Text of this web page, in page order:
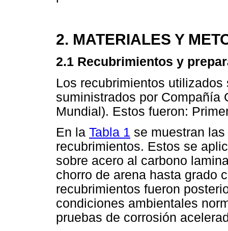
2. MATERIALES Y
2.1 Recubrimientos y
Los recubrimientos
suministrados por Compañía
Mundial). Estos fueron:
En la Tabla 1 se muestran
recubrimientos. Estos se
sobre acero al carbono
chorro de arena hasta grado
recubrimientos fueron
condiciones ambientales
pruebas de corrosión